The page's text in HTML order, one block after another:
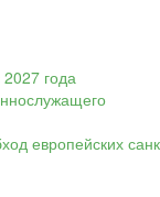
года
европейских